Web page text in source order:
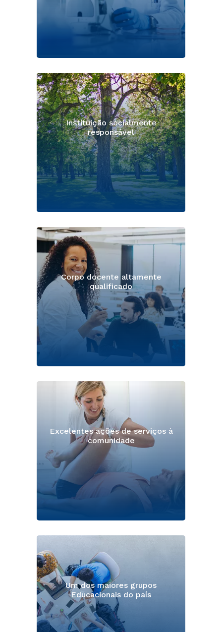
Instituição socialmente
responsável
Corpo docente altamente
qualificado
Excelentes ações de serviços à
comunidade
Um dos maiores grupos
Educacionais do país